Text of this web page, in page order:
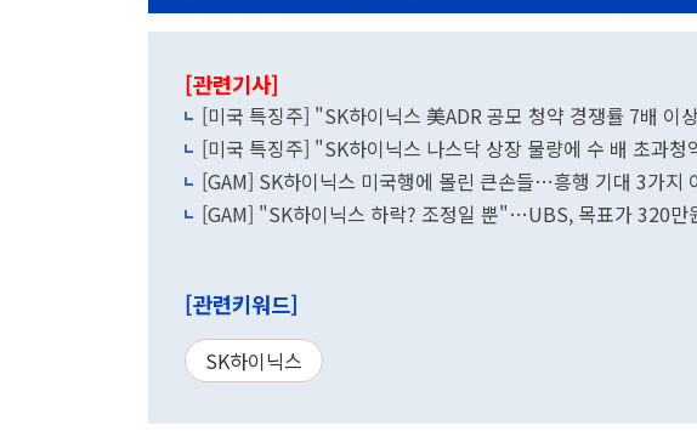
[관련기사]
[미국 특징주] "SK하이닉스 美ADR 공모 청약 경쟁률 7배 이
[미국 특징주] "SK하이닉스 나스닥 상장 물량에 수 배 초과청
[GAM] SK하이닉스 미국행에 몰린 큰손들…흥행 기대 3가지
[GAM] "SK하이닉스 하락? 조정일 뿐"…UBS, 목표가 320만
[관련키워드]
SK하이닉스